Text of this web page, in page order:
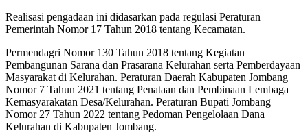
Realisasi pengadaan ini didasarkan pada regulasi Peraturan
Pemerintah Nomor 17 Tahun 2018 tentang Kecamatan.
Permendagri Nomor 130 Tahun 2018 tentang Kegiatan
Pembangunan Sarana dan Prasarana Kelurahan serta Pemberdayaan
Masyarakat di Kelurahan. Peraturan Daerah Kabupaten Jombang
Nomor 7 Tahun 2021 tentang Penataan dan Pembinaan Lembaga
Kemasyarakatan Desa/Kelurahan. Peraturan Bupati Jombang
Nomor 27 Tahun 2022 tentang Pedoman Pengelolaan Dana
Kelurahan di Kabupaten Jombang.